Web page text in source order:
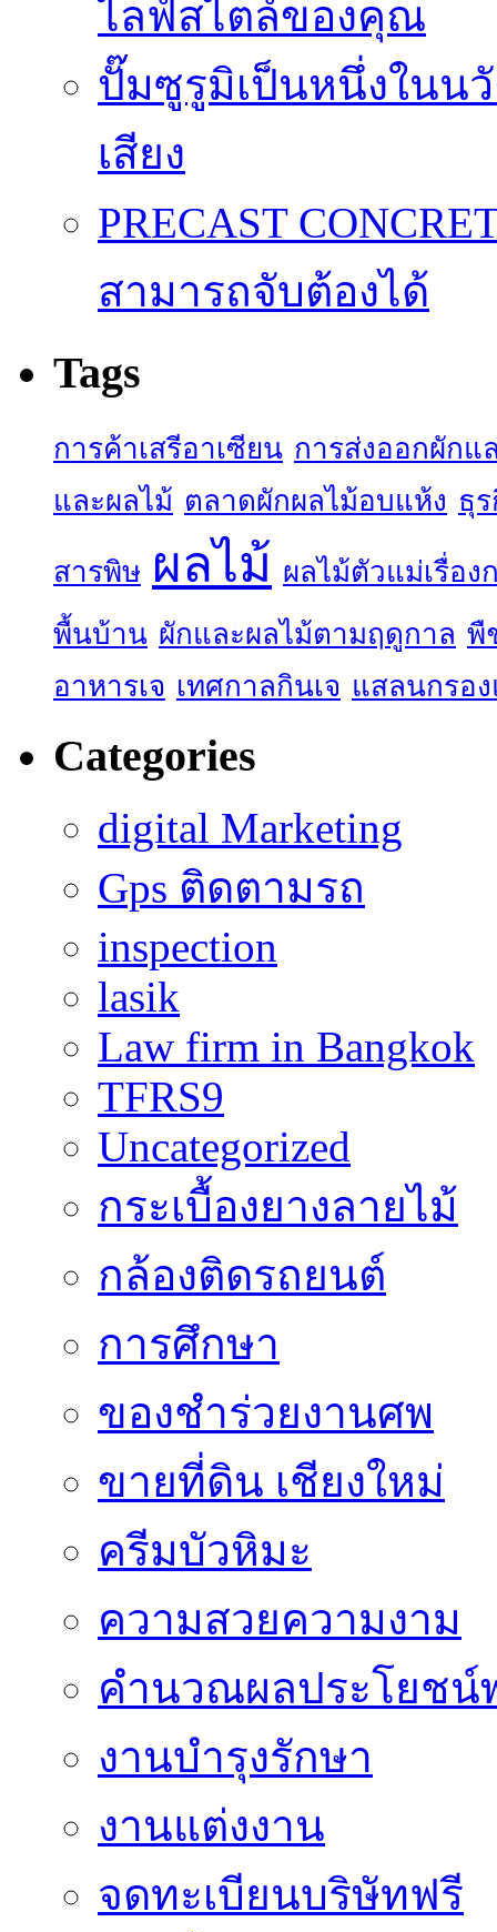
ไลฟ์สไตล์ของคุณ
ปั๊มซูรูมิเป็นหนึ่งในน
เสียง
PRECAST
สามารถจับต้องได้
Tags
การค้าเสรีอาเซียน การส่งออกผักแ
และผลไม้ ตลาดผักผลไม้อบแห้ง ธุ
สารพิษ ผลไม้ ผลไม้ตัวแม่เรื่อ
พื้นบ้าน ผักและผลไม้ตามฤดูกาล พื
อาหารเจ เทศกาลกินเจ แสลนกรอ
Categories
digital Marketing
Gps ติดตามรถ
inspection
lasik
Law firm in Bangkok
TFRS9
Uncategorized
กระเบื้องยางลายไม้
กล้องติดรถยนต์
การศึกษา
ของชำร่วยงานศพ
ขายที่ดิน เชียงใหม่
ครีมบัวหิมะ
ความสวยความงาม
คำนวณผลประโยชน์
งานบำรุงรักษา
งานแต่งงาน
จดทะเบียนบริษัทฟรี